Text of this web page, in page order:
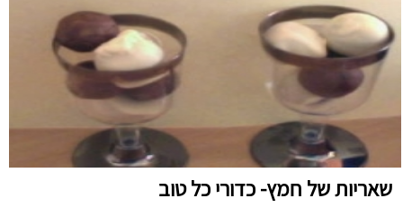
שאריות של חמץ- כדורי כל טוב